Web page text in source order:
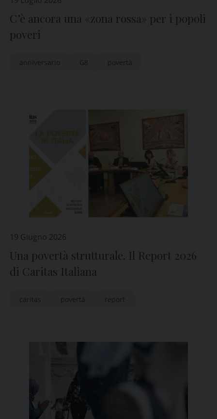
C’è ancora una «zona rossa» per i popoli
poveri
anniversario G8 povertà
19 Giugno 2026
Una povertà strutturale. Il Report 2026
di Caritas Italiana
caritas povertà report